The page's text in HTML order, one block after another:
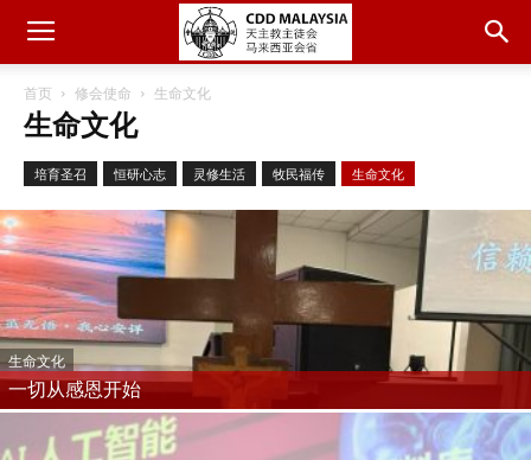
首页 修会使命 生命文化
生命文化
培育圣召 恒研心志 灵修生活 牧民福传 生命文化
生命文化
一切从感恩开始